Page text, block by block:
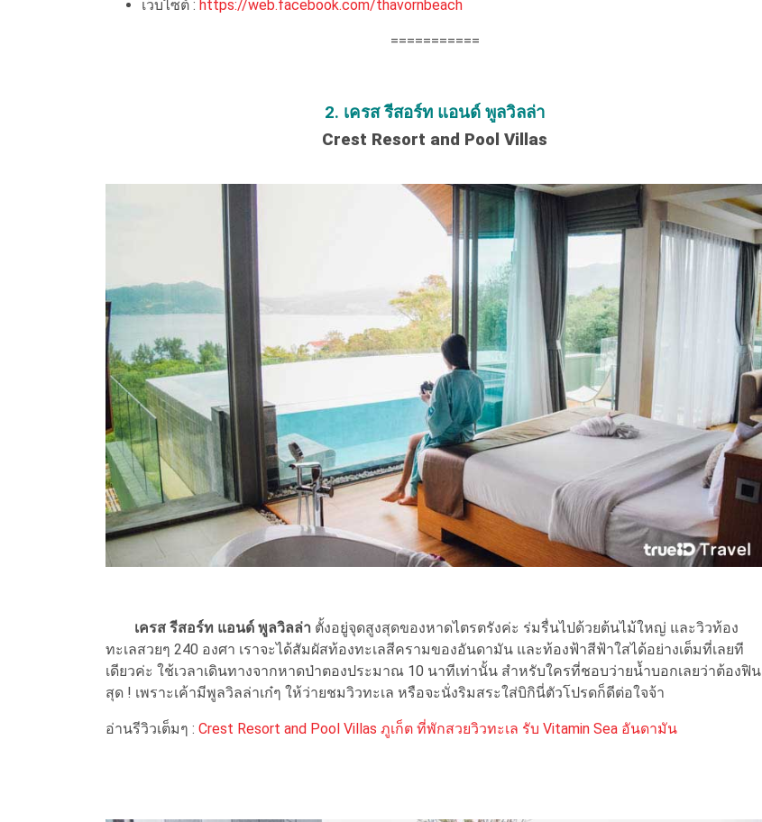
เว็บไซต์ : https://web.facebook.com/thavornbeach
===========
2. เครส รีสอร์ท แอนด์ พูลวิลล่า
Crest Resort and Pool Villas
เครส รีสอร์ท แอนด์ พูลวิลล่า ตั้งอยู่จุดสูงสุดของหาดไตรตรังค่ะ ร่มรื่นไปด้วยต้นไม้ใหญ่ และวิวท้อง
ทะเลสวยๆ 240 องศา เราจะได้สัมผัสท้องทะเลสีครามของอันดามัน และท้องฟ้าสีฟ้าใสได้อย่างเต็มที่เลยที
เดียวค่ะ ใช้เวลาเดินทางจากหาดป่าตองประมาณ 10 นาทีเท่านั้น สำหรับใครที่ชอบว่ายน้ำบอกเลยว่าต้องฟิน
สุด ! เพราะเค้ามีพูลวิลล่าเก๋ๆ ให้ว่ายชมวิวทะเล หรือจะนั่งริมสระใส่บิกินี่ตัวโปรดก็ดีต่อใจจ้า
อ่านรีวิวเต็มๆ : Crest Resort and Pool Villas ภูเก็ต ที่พักสวยวิวทะเล รับ Vitamin Sea อันดามัน